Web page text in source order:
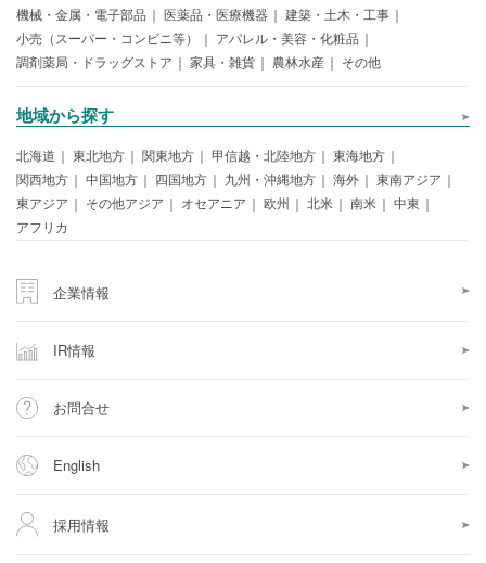
機械・金属・電子部品
医薬品・医療機器
建築・土木・工事
小売（スーパー・コンビニ等）
アパレル・美容・化粧品
調剤薬局・ドラッグストア
家具・雑貨 農林水産 その他
地域から探す
北海道 東北地方 関東地方 甲信越・北陸地方
東海地方
関西地方
中国地方 四国地方 九州・沖縄地方 海外
東南アジア
東アジア
その他アジア オセアニア 欧州 北米 南米
中東
アフリカ
企業情報
IR情報
お問合せ
English
採用情報